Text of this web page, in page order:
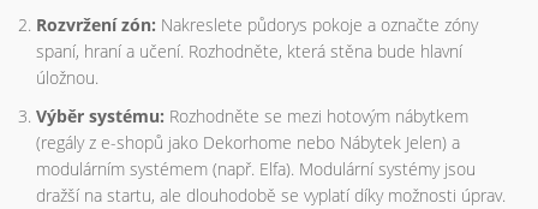
Rozvržení zón: Nakreslete půdorys pokoje a označte zóny
spaní, hraní a učení. Rozhodněte, která stěna bude hlavní
úložnou.
Výběr systému: Rozhodněte se mezi hotovým nábytkem
(regály z e-shopů jako Dekorhome nebo Nábytek Jelen) a
modulárním systémem (např. Elfa). Modulární systémy jsou
dražší na startu, ale dlouhodobě se vyplatí díky možnosti úprav.